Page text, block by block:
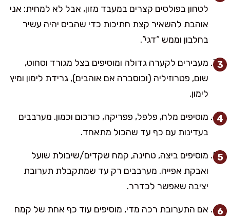
לטחון בפולסים קצרים במעבד מזון, אבל לא למחית: אני
אוהבת להשאיר קצת חתיכות כדי שהביס יהיה עשיר
בחלבון וממש “דגי”.
מעבירים לקערה גדולה ומוסיפים בצל מגורד וסחוט,
שום, פטרוזיליה (וכוסברה אם אוהבים), גרידת לימון ומיץ
לימון.
מוסיפים מלח, פלפל, פפריקה, כורכום וכמון. מערבבים
בעדינות עם כף עד שהכול מתאחד.
מוסיפים ביצה, טחינה, קמח שקדים/שיבולת שועל
ואבקת אפייה. מערבבים רק עד שמתקבלת תערובת
יציבה שאפשר לכדרר.
אם התערובת רכה מדי, מוסיפים עוד כף אחת של קמח